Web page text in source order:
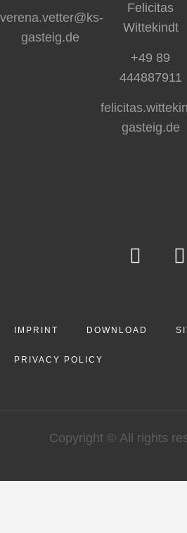
verena.vetter@ks-
gasteig.de
Felicitas
Wittekindt
+49 89
444887911
gasteig.de
IMPRINT DOWNLOAD
PRIVACY POLICY
Copyright © All rights